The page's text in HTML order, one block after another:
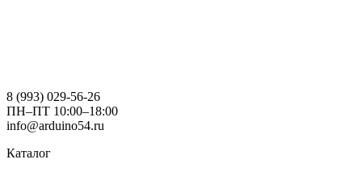
8 (993) 029-56-26
ПН–ПТ 10:00–18:00
info@arduino54.ru
Каталог